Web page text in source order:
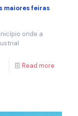
maiores feiras
onde a
Read more